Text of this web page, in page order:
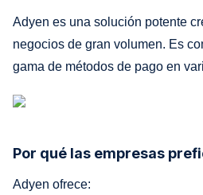
Adyen es una solución potente
negocios de gran volumen. Es
gama de métodos de pago en
Por qué las empresas
Adyen ofrece: